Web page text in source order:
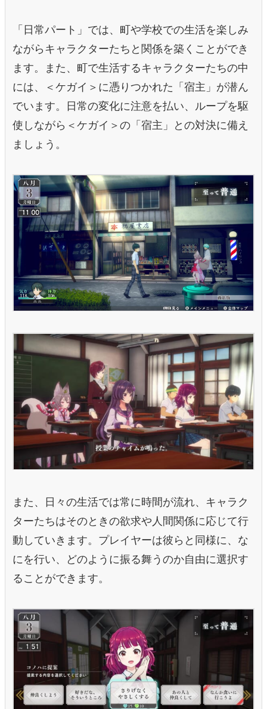
「日常パート」では、町や学校での生活を楽しみ
ながらキャラクターたちと関係を築くことができ
ます。また、町で生活するキャラクターたちの中
には、＜ケガイ＞に憑りつかれた「宿主」が潜ん
でいます。日常の変化に注意を払い、ループを駆
使しながら＜ケガイ＞の「宿主」との対決に備え
ましょう。
また、日々の生活では常に時間が流れ、キャラク
ターたちはそのときの欲求や人間関係に応じて行
動していきます。プレイヤーは彼らと同様に、な
にを行い、どのように振る舞うのか自由に選択す
ることができます。